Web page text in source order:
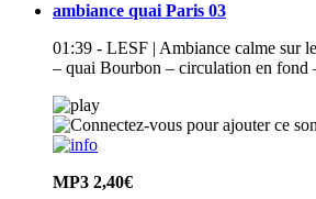
ambiance quai Paris 03
01:39 - LESF | Ambiance calme sur
– quai Bourbon – circulation en fond
MP3 2,40€